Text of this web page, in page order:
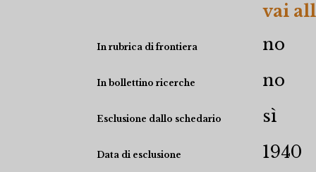
vai
In rubrica di frontiera no
In bollettino ricerche no
Esclusione dallo schedario sì
Data di esclusione 1940